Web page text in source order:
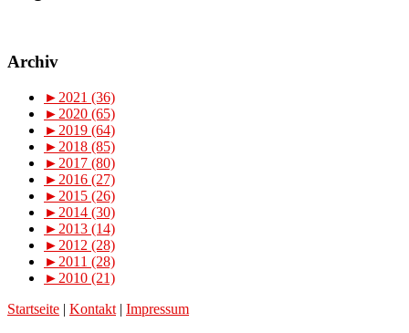
Archiv
► 2021 (36)
► 2020 (65)
► 2019 (64)
► 2018 (85)
► 2017 (80)
► 2016 (27)
► 2015 (26)
► 2014 (30)
► 2013 (14)
► 2012 (28)
► 2011 (28)
► 2010 (21)
Startseite | Kontakt | Impressum